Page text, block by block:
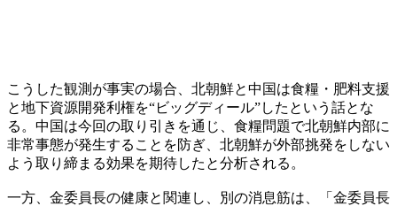
こうした観測が事実の場合、北朝鮮と中国は食糧・肥料支援
と地下資源開発利権を“ビッグディール”したという話とな
る。中国は今回の取り引きを通じ、食糧問題で北朝鮮内部に
非常事態が発生することを防ぎ、北朝鮮が外部挑発をしない
よう取り締まる効果を期待したと分析される。
一方、金委員長の健康と関連し、別の消息筋は、「金委員長